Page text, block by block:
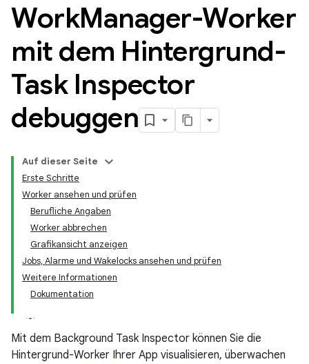
WorkManager-Worker
mit dem Hintergrund-
Task Inspector
debuggen
Auf dieser Seite
Erste Schritte
Worker ansehen und prüfen
Berufliche Angaben
Worker abbrechen
Grafikansicht anzeigen
Jobs, Alarme und Wakelocks ansehen und prüfen
Weitere Informationen
Dokumentation
Mit dem Background Task Inspector können Sie die
Hintergrund-Worker Ihrer App visualisieren, überwachen